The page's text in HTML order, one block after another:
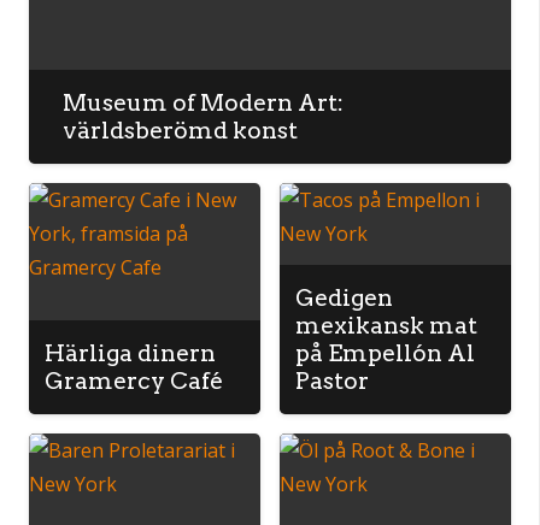
Museum of Modern Art:
världsberömd konst
Härliga dinern
Gramercy Café
Gedigen
mexikansk mat
på Empellón Al
Pastor